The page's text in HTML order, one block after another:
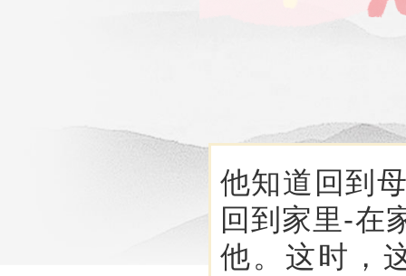
他知道回到
回到家里-在
他。这时，